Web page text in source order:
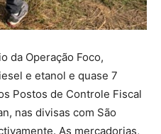
da Operação Foco,
e etanol e quase 7
Postos de Controle Fiscal
nas divisas com São
As mercadorias,